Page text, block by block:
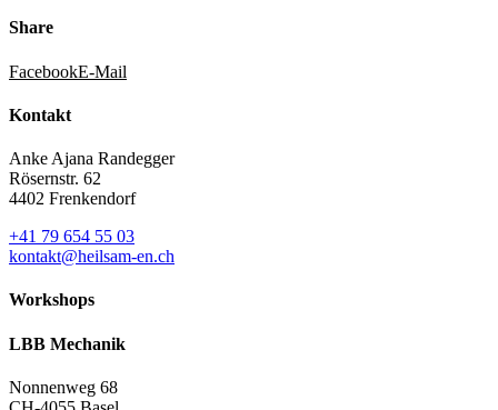
Share
FacebookE-Mail
Kontakt
Anke Ajana Randegger
Rösernstr. 62
4402 Frenkendorf
+41 79 654 55 03
kontakt@heilsam-en.ch
Workshops
LBB Mechanik
Nonnenweg 68